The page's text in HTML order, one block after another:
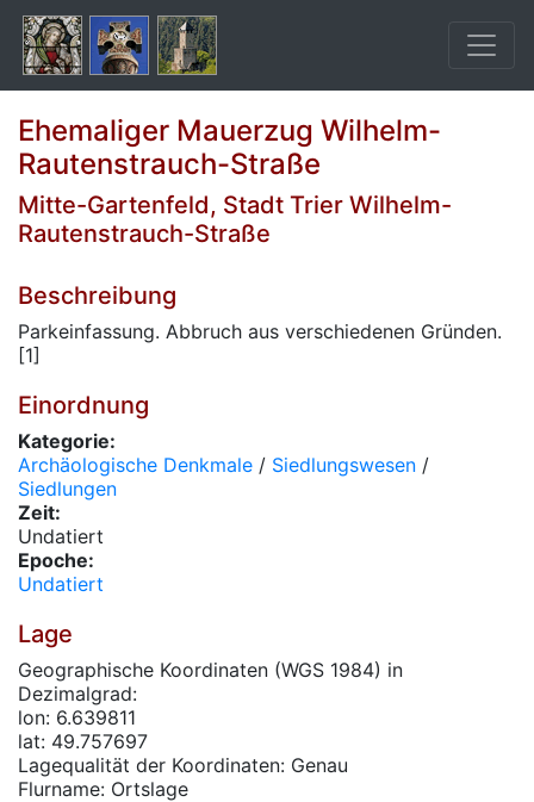
Ehemaliger Mauerzug Wilhelm-
Rautenstrauch-Straße
Mitte-Gartenfeld, Stadt Trier Wilhelm-
Rautenstrauch-Straße
Beschreibung
Parkeinfassung. Abbruch aus verschiedenen Gründen.
[1]
Einordnung
Kategorie:
Archäologische Denkmale / Siedlungswesen /
Siedlungen
Zeit:
Undatiert
Epoche:
Undatiert
Lage
Geographische Koordinaten (WGS 1984) in
Dezimalgrad:
lon: 6.639811
lat: 49.757697
Lagequalität der Koordinaten: Genau
Flurname: Ortslage